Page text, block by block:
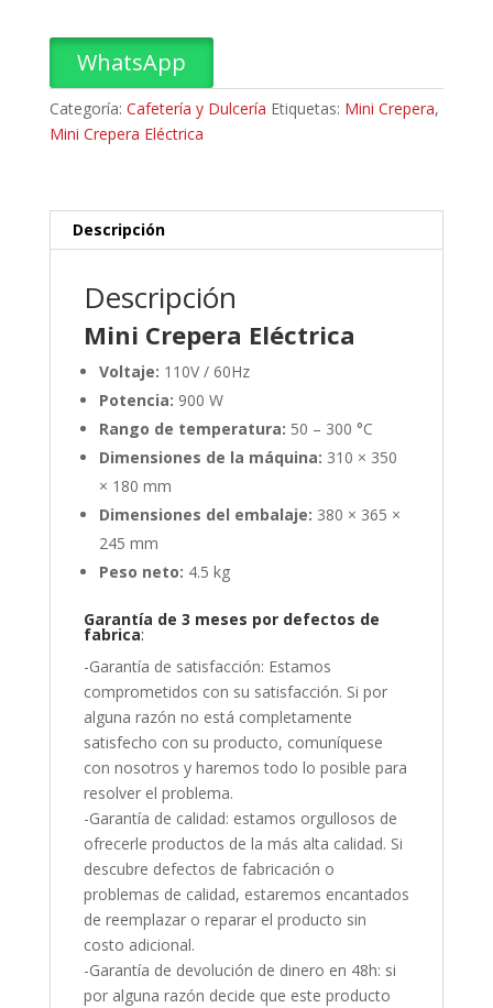
WhatsApp
Categoría: Cafetería y Dulcería Etiquetas: Mini Crepera,
Mini Crepera Eléctrica
Descripción
Descripción
Mini Crepera Eléctrica
Voltaje: 110V / 60Hz
Potencia: 900 W
Rango de temperatura: 50 – 300 °C
Dimensiones de la máquina: 310 × 350
× 180 mm
Dimensiones del embalaje: 380 × 365 ×
245 mm
Peso neto: 4.5 kg
Garantía de 3 meses por defectos de
fabrica:
-Garantía de satisfacción: Estamos
comprometidos con su satisfacción. Si por
alguna razón no está completamente
satisfecho con su producto, comuníquese
con nosotros y haremos todo lo posible para
resolver el problema.
-Garantía de calidad: estamos orgullosos de
ofrecerle productos de la más alta calidad. Si
descubre defectos de fabricación o
problemas de calidad, estaremos encantados
de reemplazar o reparar el producto sin
costo adicional.
-Garantía de devolución de dinero en 48h: si
por alguna razón decide que este producto